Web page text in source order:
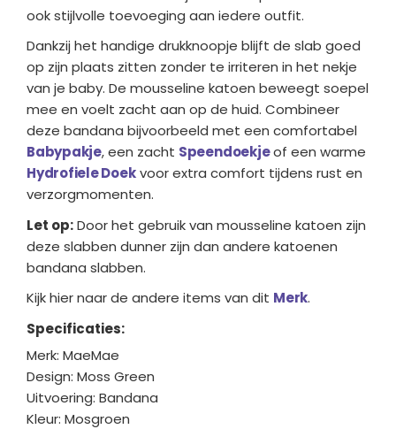
ook stijlvolle toevoeging aan iedere outfit.
Dankzij het handige drukknoopje blijft de slab goed
op zijn plaats zitten zonder te irriteren in het nekje
van je baby. De mousseline katoen beweegt soepel
mee en voelt zacht aan op de huid. Combineer
deze bandana bijvoorbeeld met een comfortabel
Babypakje, een zacht Speendoekjeof een warme
Hydrofiele Doekvoor extra comfort tijdens rust en
verzorgmomenten.
Let op:Door het gebruik van mousseline katoen zijn
deze slabben dunner zijn dan andere katoenen
bandana slabben.
Kijk hier naar de andere items van dit Merk.
Specificaties:
Merk: MaeMae
Design: Moss Green
Uitvoering: Bandana
Kleur: Mosgroen